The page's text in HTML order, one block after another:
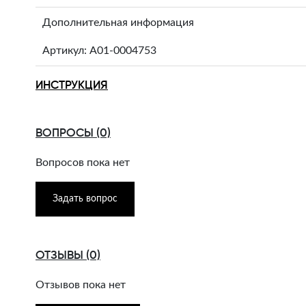
Дополнительная информация
Артикул: A01-0004753
ИНСТРУКЦИЯ
ВОПРОСЫ (0)
Вопросов пока нет
Задать вопрос
ОТЗЫВЫ (0)
Отзывов пока нет